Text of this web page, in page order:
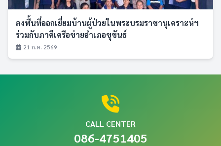
ลงพื้นที่ออกเยี่ยมบ้านผู้ป่วยในพระบรมราชานุเคราะห์ฯ
ร่วมกับภาคีเครือข่ายอำเภอขุขันธ์
21 ก.ค. 2569
CALL CENTER
086-4751405